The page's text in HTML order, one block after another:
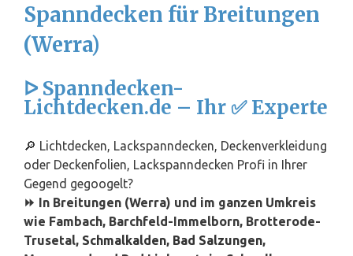
Spanndecken für Breitungen
(Werra)
ᐅ Spanndecken-
Lichtdecken.de – Ihr ✅ Experte
🔎 Lichtdecken, Lackspanndecken, Deckenverkleidung
oder Deckenfolien, Lackspanndecken Profi in Ihrer
Gegend gegoogelt?
⏩ In Breitungen (Werra) und im ganzen Umkreis
wie Fambach, Barchfeld-Immelborn, Brotterode-
Trusetal, Schmalkalden, Bad Salzungen,